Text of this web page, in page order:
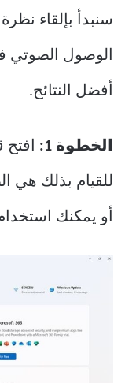
سنبدأ بإلقاء
أفضل النتائج.
الخطوة 1: افتح
للقيام بذلك هي
أو يمكنك